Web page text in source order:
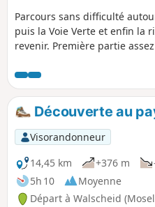
Parcours sans difficulté
puis la Voie Verte et enfin la
revenir. Première partie
Découverte au
Visorandonneur
14,45 km
+376 m
5h 10
Moyenne
Départ à Walscheid